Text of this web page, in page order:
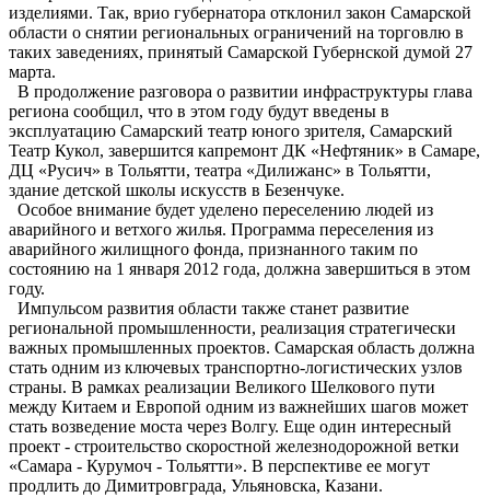
изделиями. Так, врио губернатора отклонил закон Самарской
области о снятии региональных ограничений на торговлю в
таких заведениях, принятый Самарской Губернской думой 27
марта.
В продолжение разговора о развитии инфраструктуры глава
региона сообщил, что в этом году будут введены в
эксплуатацию Самарский театр юного зрителя, Самарский
Театр Кукол, завершится капремонт ДК «Нефтяник» в Самаре,
ДЦ «Русич» в Тольятти, театра «Дилижанс» в Тольятти,
здание детской школы искусств в Безенчуке.
Особое внимание будет уделено переселению людей из
аварийного и ветхого жилья. Программа переселения из
аварийного жилищного фонда, приз­нанного таким по
состоянию на 1 января 2012 года, должна завершиться в этом
году.
Импульсом развития области также станет развитие
региональной промышленности, реализация стратегически
важных промышленных проектов. Самарская область должна
стать одним из ключевых транспортно-логистических узлов
страны. В рамках реализации Великого Шелкового пути
между Китаем и Европой одним из важнейших шагов может
стать возведение моста через Волгу. Еще один интересный
проект - строи­тельство скоростной железнодорожной ветки
«Самара - Курумоч - Тольятти». В перспективе ее могут
продлить до Димитровграда, Ульяновска, Казани.